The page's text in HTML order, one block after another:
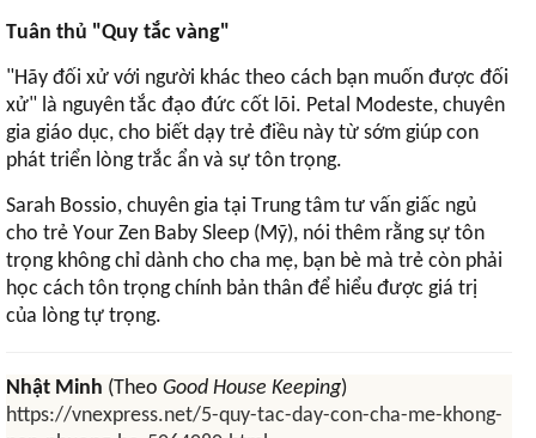
Tuân thủ "Quy tắc vàng"
"Hãy đối xử với người khác theo cách bạn muốn được đối
xử" là nguyên tắc đạo đức cốt lõi. Petal Modeste, chuyên
gia giáo dục, cho biết dạy trẻ điều này từ sớm giúp con
phát triển lòng trắc ẩn và sự tôn trọng.
Sarah Bossio, chuyên gia tại Trung tâm tư vấn giấc ngủ
cho trẻ Your Zen Baby Sleep (Mỹ), nói thêm rằng sự tôn
trọng không chỉ dành cho cha mẹ, bạn bè mà trẻ còn phải
học cách tôn trọng chính bản thân để hiểu được giá trị
của lòng tự trọng.
Nhật Minh (Theo Good House Keeping)
https://vnexpress.net/5-quy-tac-day-con-cha-me-khong-